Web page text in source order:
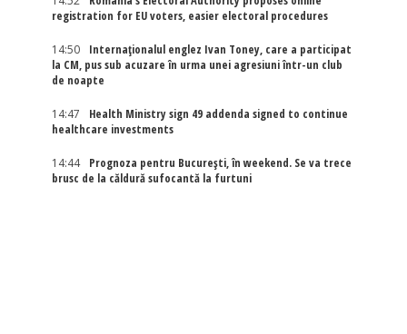
registration for EU voters, easier electoral procedures
14:50
Internaţionalul englez Ivan Toney, care a participat
la CM, pus sub acuzare în urma unei agresiuni într-un club
de noapte
14:47
Health Ministry sign 49 addenda signed to continue
healthcare investments
14:44
Prognoza pentru București, în weekend. Se va trece
brusc de la căldură sufocantă la furtuni